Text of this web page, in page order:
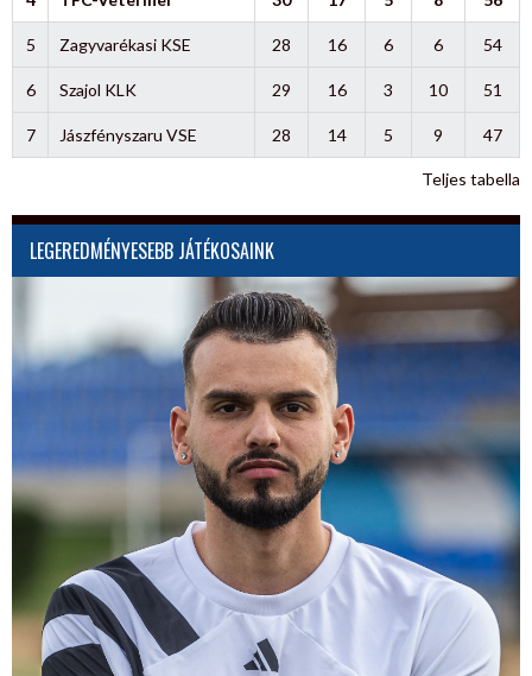
5 Zagyvarékasi KSE 28 16 6 6 54
6 Szajol KLK 29 16 3 10 51
7 Jászfényszaru VSE 28 14 5 9 47
Teljes tabella
LEGEREDMÉNYESEBB JÁTÉKOSAINK